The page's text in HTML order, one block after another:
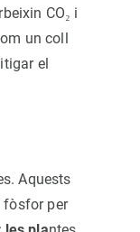
CO₂ i
un coll
el
Aquests
fòsfor per